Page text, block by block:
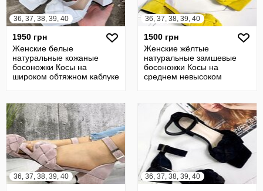
36, 37, 38, 39, 40
1950 грн
Женские белые
натуральные кожаные
босоножки Косы на
широком обтяжном каблуке
36, 37, 38, 39, 40
1500 грн
Женские жёлтые
натуральные замшевые
босоножки Косы на
среднем невысоком
36, 37, 38, 39, 40 36, 37, 38, 39, 40